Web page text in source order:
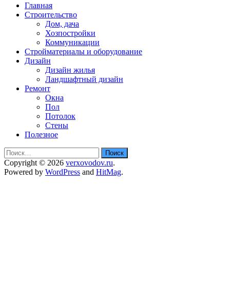
Главная
Строительство
Дом, дача
Хозпостройки
Коммуникации
Стройматериалы и оборудование
Дизайн
Дизайн жилья
Ландшафтный дизайн
Ремонт
Окна
Пол
Потолок
Стены
Полезное
Найти:
Copyright © 2026 verxovodov.ru.
Powered by WordPress and HitMag.